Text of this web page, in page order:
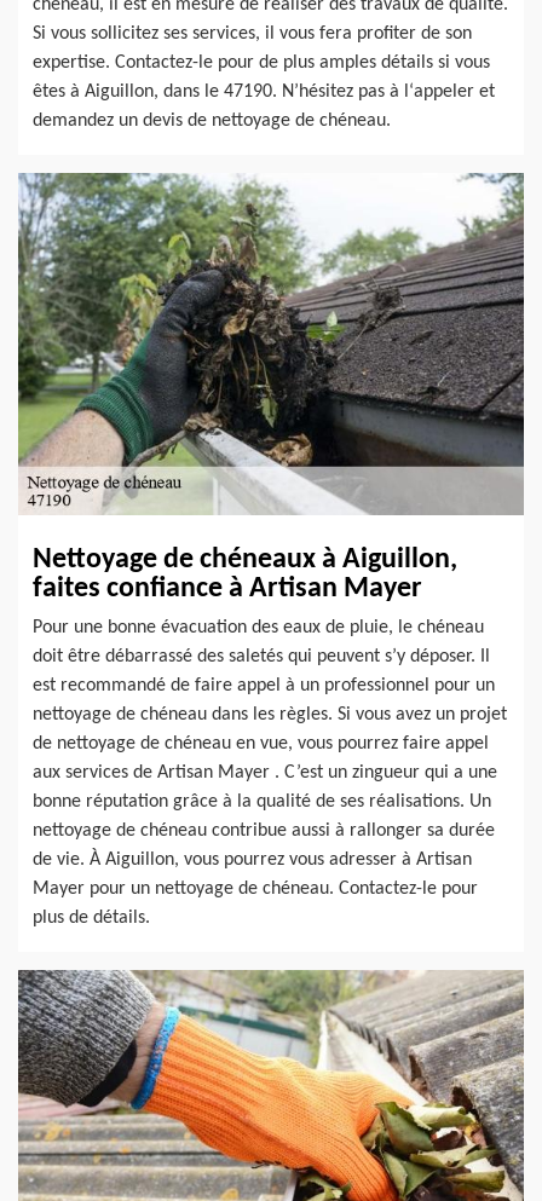
chéneau, il est en mesure de réaliser des travaux de qualité.
Si vous sollicitez ses services, il vous fera profiter de son
expertise. Contactez-le pour de plus amples détails si vous
êtes à Aiguillon, dans le 47190. N’hésitez pas à l‘appeler et
demandez un devis de nettoyage de chéneau.
Nettoyage de chéneaux à Aiguillon,
faites confiance à Artisan Mayer
Pour une bonne évacuation des eaux de pluie, le chéneau
doit être débarrassé des saletés qui peuvent s’y déposer. Il
est recommandé de faire appel à un professionnel pour un
nettoyage de chéneau dans les règles. Si vous avez un projet
de nettoyage de chéneau en vue, vous pourrez faire appel
aux services de Artisan Mayer . C’est un zingueur qui a une
bonne réputation grâce à la qualité de ses réalisations. Un
nettoyage de chéneau contribue aussi à rallonger sa durée
de vie. À Aiguillon, vous pourrez vous adresser à Artisan
Mayer pour un nettoyage de chéneau. Contactez-le pour
plus de détails.